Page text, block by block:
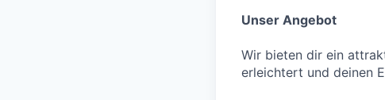
Unser Angebot
Wir bieten dir ein
erleichtert und deinen